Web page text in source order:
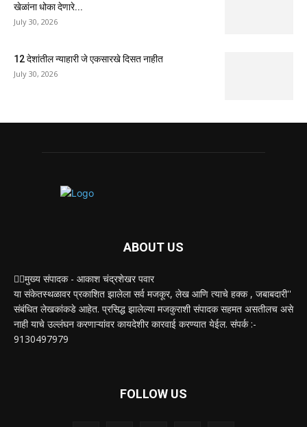
खेळांना धोका देणारे...
July 30, 2026
12 देशांतील न्याहारी जे एकसारखे दिसत नाहीत
July 30, 2026
ABOUT US
✍🏻मुख्य संपादक - आकाश चंद्रशेखर पवार
या संकेतस्थळावर प्रकाशित झालेला सर्व मजकूर, लेख आणि त्याचे हक्क , जबाबदारी''
संबंधित लेखकांकडे आहेत. प्रसिद्ध झालेल्या मजकुराशी संपादक सहमत असतीलच असे
नाही याचे उल्लंघन करणाऱ्यांवर कायदेशीर कारवाई करण्यात येईल. संपर्क :-
9130497979
FOLLOW US